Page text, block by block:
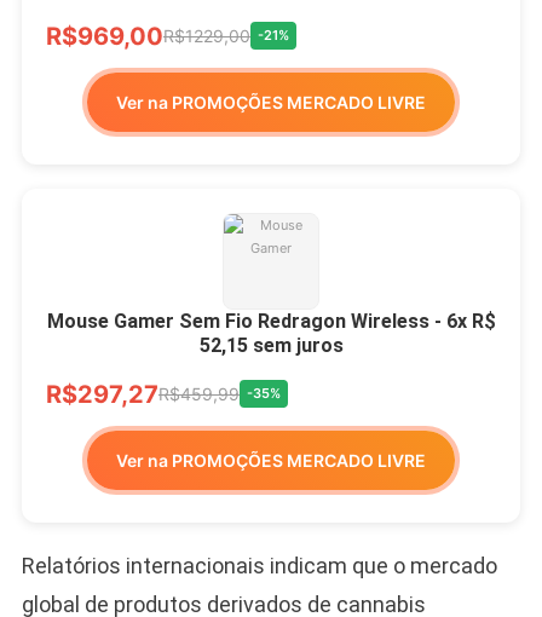
R$969,00R$1229,00 -21%
Ver na PROMOÇÕES MERCADO LIVRE
Mouse Gamer Sem Fio Redragon Wireless - 6x R$
52,15 sem juros
R$297,27R$459,99 -35%
Ver na PROMOÇÕES MERCADO LIVRE
Relatórios internacionais indicam que o mercado
global de produtos derivados de cannabis